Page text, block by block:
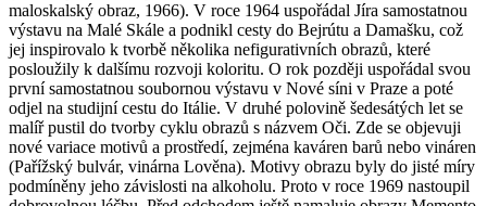
maloskalský obraz, 1966). V roce 1964 uspořádal Jíra samostatnou
výstavu na Malé Skále a podnikl cesty do Bejrútu a Damašku, což
jej inspirovalo k tvorbě několika nefigurativních obrazů, které
posloužily k dalšímu rozvoji koloritu. O rok později uspořádal svou
první samostatnou soubornou výstavu v Nové síni v Praze a poté
odjel na studijní cestu do Itálie. V druhé polovině šedesátých let se
malíř pustil do tvorby cyklu obrazů s názvem Oči. Zde se objevuji
nové variace motivů a prostředí, zejména kaváren barů nebo vináren
(Pařížský bulvár, vinárna Lověna). Motivy obrazu byly do jisté míry
podmíněny jeho závislosti na alkoholu. Proto v roce 1969 nastoupil